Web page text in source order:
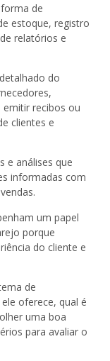
de
estoque, registro
relatórios e
do
recibos ou
clientes e
e análises que
informadas com
um papel
porque
do cliente e
de
oferece, qual é
uma boa
para avaliar o